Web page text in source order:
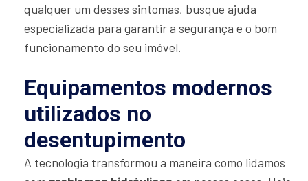
qualquer um desses sintomas, busque ajuda
especializada para garantir a segurança e o bom
funcionamento do seu imóvel.
Equipamentos modernos
utilizados no
desentupimento
A tecnologia transformou a maneira como lidamos